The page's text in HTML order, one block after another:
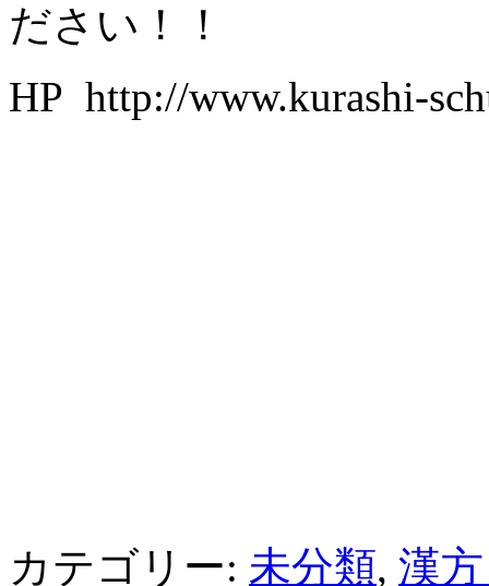
ださい！！
HP http://www.kurashi-
カテゴリー: 未分類, 漢